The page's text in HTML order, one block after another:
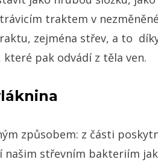
traktem v
zejména střev, a to
které pak odvádí z těla ven.
způsobem: z části
našim střevním bakteriím